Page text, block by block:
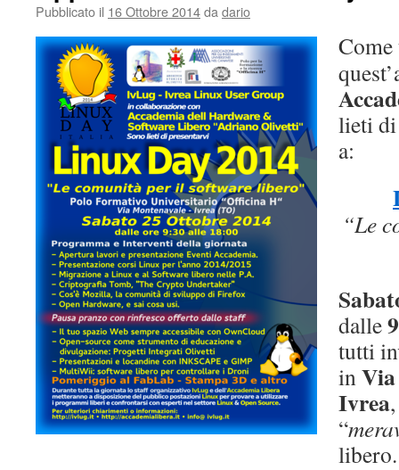
Pubblicato il 16 Ottobre 2014da dario
lieti
a:
“Le
dalle
tutti
in
Ivrea
“
libero.